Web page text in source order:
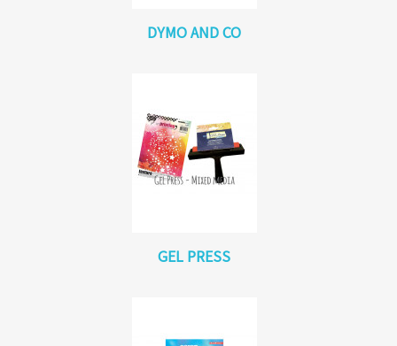
DYMO AND CO
GEL PRESS